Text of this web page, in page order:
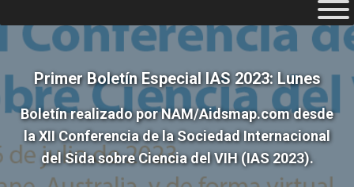
Primer Boletín Especial IAS 2023: Lunes
Boletín realizado por NAM/Aidsmap.com desde
la XII Conferencia de la Sociedad Internacional
del Sida sobre Ciencia del VIH (IAS 2023).